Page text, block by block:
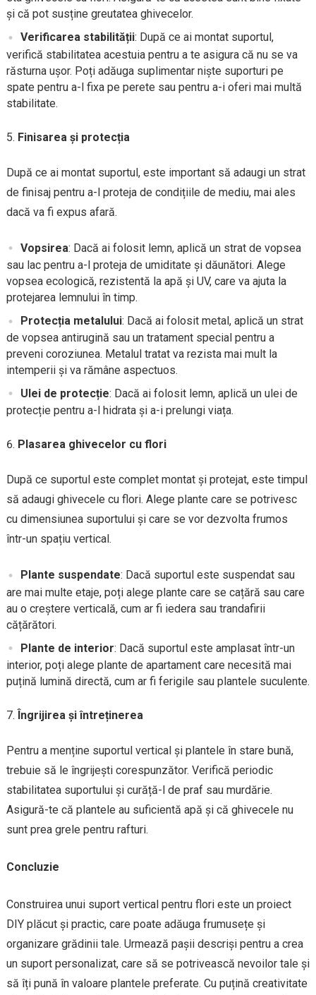
și că pot susține greutatea ghivecelor.
Verificarea stabilității: După ce ai montat suportul,
verifică stabilitatea acestuia pentru a te asigura că nu se va
răsturna ușor. Poți adăuga suplimentar niște suporturi pe
spate pentru a-l fixa pe perete sau pentru a-i oferi mai multă
stabilitate.
Finisarea și protecția
După ce ai montat suportul, este important să adaugi un strat
de finisaj pentru a-l proteja de condițiile de mediu, mai ales
dacă va fi expus afară.
Vopsirea: Dacă ai folosit lemn, aplică un strat de vopsea
sau lac pentru a-l proteja de umiditate și dăunători. Alege
vopsea ecologică, rezistentă la apă și UV, care va ajuta la
protejarea lemnului în timp.
Protecția metalului: Dacă ai folosit metal, aplică un strat
de vopsea antirugină sau un tratament special pentru a
preveni coroziunea. Metalul tratat va rezista mai mult la
intemperii și va rămâne aspectuos.
Ulei de protecție: Dacă ai folosit lemn, aplică un ulei de
protecție pentru a-l hidrata și a-i prelungi viața.
Plasarea ghivecelor cu flori
După ce suportul este complet montat și protejat, este timpul
să adaugi ghivecele cu flori. Alege plante care se potrivesc
cu dimensiunea suportului și care se vor dezvolta frumos
într-un spațiu vertical.
Plante suspendate: Dacă suportul este suspendat sau
are mai multe etaje, poți alege plante care se cațără sau care
au o creștere verticală, cum ar fi iedera sau trandafirii
cățărători.
Plante de interior: Dacă suportul este amplasat într-un
interior, poți alege plante de apartament care necesită mai
puțină lumină directă, cum ar fi ferigile sau plantele suculente.
Îngrijirea și întreținerea
Pentru a menține suportul vertical și plantele în stare bună,
trebuie să le îngrijești corespunzător. Verifică periodic
stabilitatea suportului și curăță-l de praf sau murdărie.
Asigură-te că plantele au suficientă apă și că ghivecele nu
sunt prea grele pentru rafturi.
Concluzie
Construirea unui suport vertical pentru flori este un proiect
DIY plăcut și practic, care poate adăuga frumusețe și
organizare grădinii tale. Urmează pașii descriși pentru a crea
un suport personalizat, care să se potrivească nevoilor tale și
să îți pună în valoare plantele preferate. Cu puțină creativitate